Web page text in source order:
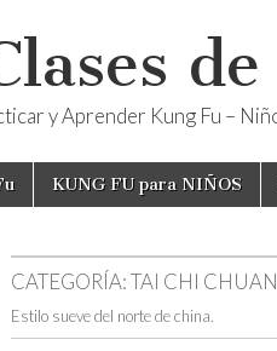
y Aprender Kung Fu –
KUNG FU para NIÑOS
CATEGORÍA:TAI CHI CHUAN
Estilo sueve del norte de china.